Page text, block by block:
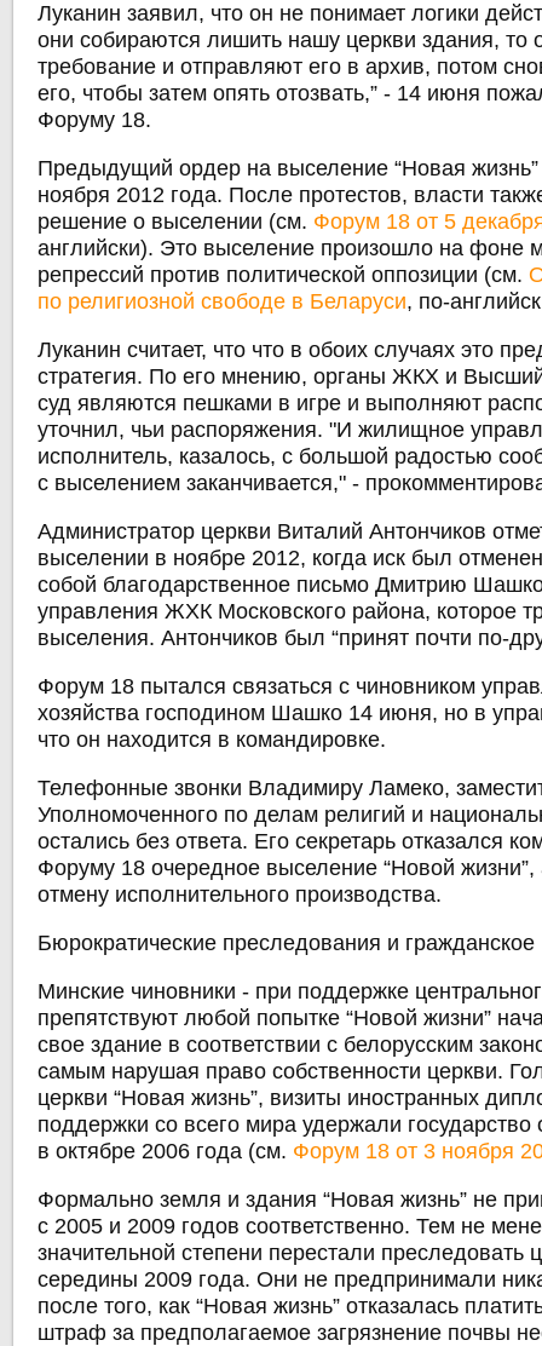
Луканин заявил, что он не понимает логики
они собираются лишить нашу церкви здания, то
требование и отправляют его в архив, потом
его, чтобы затем опять отозвать,” - 14 июня
Форуму 18.
Предыдущий ордер на выселение “Новая
ноября 2012 года. После протестов, власти
решение о выселении (см. Форум 18 от 5
английски). Это выселение произошло на фоне
репрессий против политической оппозиции (см.
по религиозной свободе в Беларуси, по-
Луканин считает, что что в обоих случаях это
стратегия. По его мнению, органы ЖКХ и
суд являются пешками в игре и выполняют
уточнил, чьи распоряжения. "И жилищное
исполнитель, казалось, с большой радостью
с выселением заканчивается," -
Администратор церкви Виталий Антончиков
выселении в ноябре 2012, когда иск был
собой благодарственное письмо Дмитрию
управления ЖХК Московского района, которое
выселения. Антончиков был “принят почти по-
Форум 18 пытался связаться с чиновником
хозяйства господином Шашко 14 июня, но в
что он находится в командировке.
Телефонные звонки Владимиру Ламеко,
Уполномоченного по делам религий и
остались без ответа. Его секретарь отказался
Форуму 18 очередное выселение “Новой
отмену исполнительного производства.
Бюрократические преследования и
Минские чиновники - при поддержке
препятствуют любой попытке “Новой жизни”
свое здание в соответствии с белорусским
самым нарушая право собственности церкви.
церкви “Новая жизнь”, визиты иностранных
поддержки со всего мира удержали государство
в октябре 2006 года (см. Форум 18 от 3 ноября
Формально земля и здания “Новая жизнь” не
с 2005 и 2009 годов соответственно. Тем не
значительной степени перестали преследовать
середины 2009 года. Они не предпринимали
после того, как “Новая жизнь” отказалась
штраф за предполагаемое загрязнение почвы